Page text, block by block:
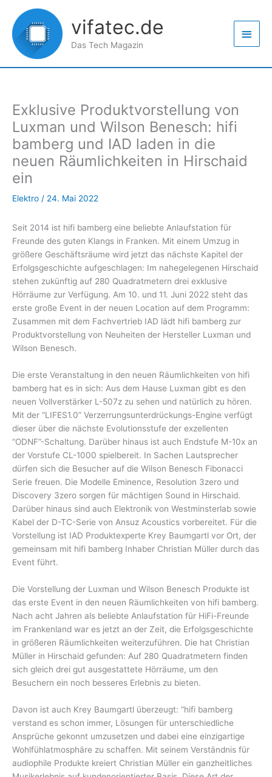
Inhalt
springen
vifatec.de
Das Tech Magazin
Exklusive Produktvorstellung von
Luxman und Wilson Benesch: hifi
bamberg und IAD laden in die
neuen Räumlichkeiten in Hirschaid
ein
Elektro / 24. Mai 2022
Seit 2014 ist hifi bamberg eine beliebte Anlaufstation für
Freunde des guten Klangs in Franken. Mit einem Umzug in
größere Geschäftsräume wird jetzt das nächste Kapitel der
Erfolgsgeschichte aufgeschlagen: Im nahegelegenen Hirschaid
stehen zukünftig auf 280 Quadratmetern drei exklusive
Hörräume zur Verfügung. Am 10. und 11. Juni 2022 steht das
erste große Event in der neuen Location auf dem Programm:
Zusammen mit dem Fachvertrieb IAD lädt hifi bamberg zur
Produktvorstellung von Neuheiten der Hersteller Luxman und
Wilson Benesch.
Die erste Veranstaltung in den neuen Räumlichkeiten von hifi
bamberg hat es in sich: Aus dem Hause Luxman gibt es den
neuen Vollverstärker L-507z zu sehen und natürlich zu hören.
Mit der “LIFES1.0” Verzerrungsunterdrückungs-Engine verfügt
dieser über die nächste Evolutionsstufe der exzellenten
“ODNF”-Schaltung. Darüber hinaus ist auch Endstufe M-10x an
der Vorstufe CL-1000 spielbereit. In Sachen Lautsprecher
dürfen sich die Besucher auf die Wilson Benesch Fibonacci
Serie freuen. Die Modelle Eminence, Resolution 3zero und
Discovery 3zero sorgen für mächtigen Sound in Hirschaid.
Darüber hinaus sind auch Elektronik von Westminsterlab sowie
Kabel der D-TC-Serie von Ansuz Acoustics vorbereitet. Für die
Vorstellung ist IAD Produktexperte Krey Baumgartl vor Ort, der
gemeinsam mit hifi bamberg Inhaber Christian Müller durch das
Event führt.
Die Vorstellung der Luxman und Wilson Benesch Produkte ist
das erste Event in den neuen Räumlichkeiten von hifi bamberg.
Nach acht Jahren als beliebte Anlaufstation für HiFi-Freunde
im Frankenland war es jetzt an der Zeit, die Erfolgsgeschichte
in größeren Räumlichkeiten weiterzuführen. Die hat Christian
Müller in Hirschaid gefunden: Auf 280 Quadratmetern finden
sich gleich drei gut ausgestattete Hörräume, um den
Besuchern ein noch besseres Erlebnis zu bieten.
Davon ist auch Krey Baumgartl überzeugt: “hifi bamberg
verstand es schon immer, Lösungen für unterschiedliche
Ansprüche gekonnt umzusetzen und dabei eine einzigartige
Wohlfühlatmosphäre zu schaffen. Mit seinem Verständnis für
audiophile Produkte kreiert Christian Müller ein ganzheitliches